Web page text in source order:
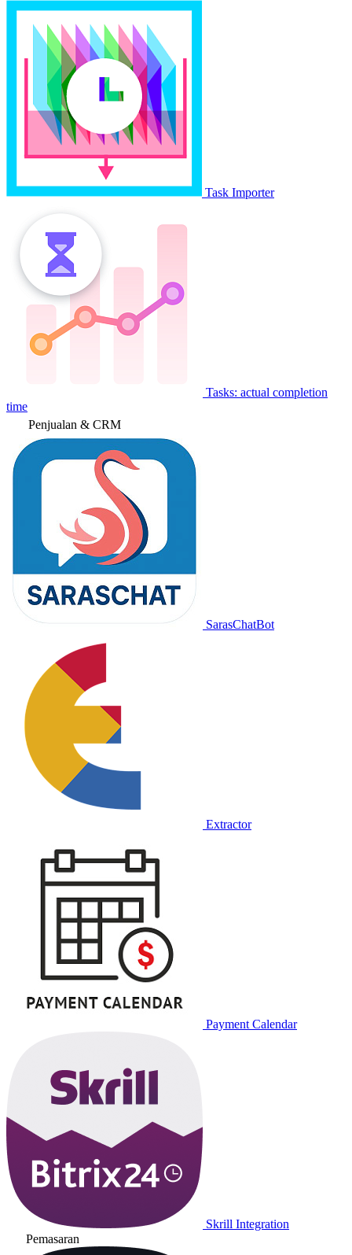
Task Importer
Tasks: actual completion
time
Penjualan & CRM
SarasChatBot
Extractor
Payment Calendar
Skrill Integration
Pemasaran